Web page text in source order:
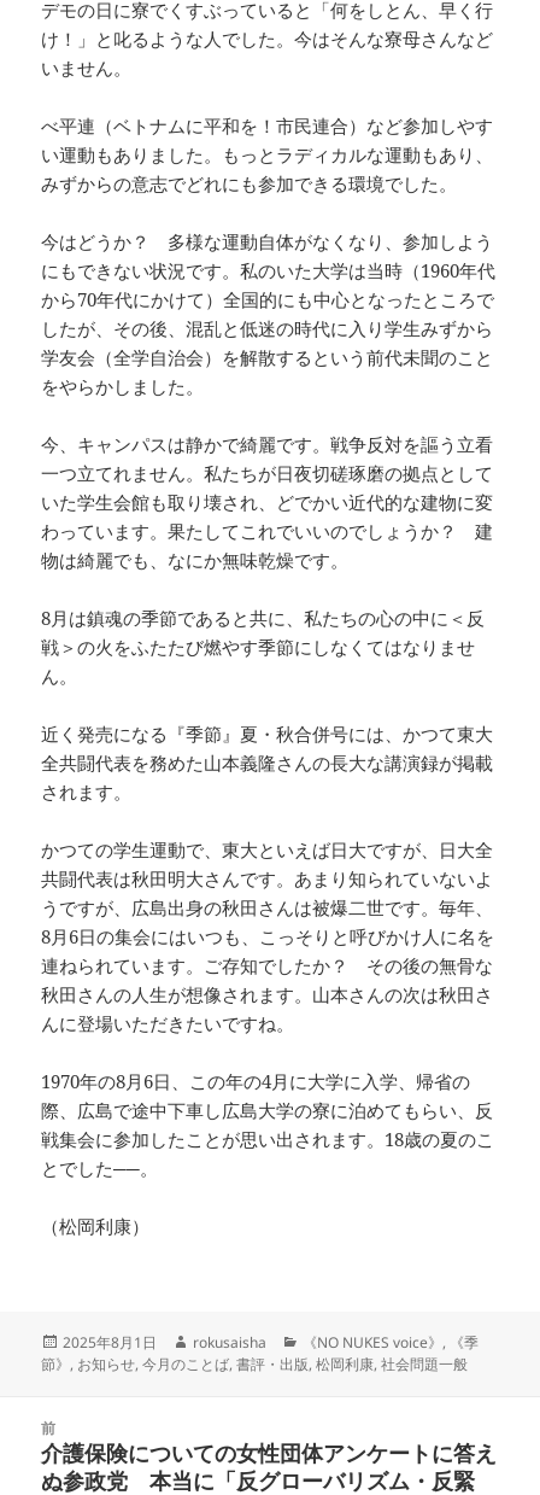
デモの日に寮でくすぶっていると「何をしとん、早く行
け！」と叱るような人でした。今はそんな寮母さんなど
いません。
べ平連（ベトナムに平和を！市民連合）など参加しやす
い運動もありました。もっとラディカルな運動もあり、
みずからの意志でどれにも参加できる環境でした。
今はどうか？ 多様な運動自体がなくなり、参加しよう
にもできない状況です。私のいた大学は当時（1960年代
から70年代にかけて）全国的にも中心となったところで
したが、その後、混乱と低迷の時代に入り学生みずから
学友会（全学自治会）を解散するという前代未聞のこと
をやらかしました。
今、キャンパスは静かで綺麗です。戦争反対を謳う立看
一つ立てれません。私たちが日夜切磋琢磨の拠点として
いた学生会館も取り壊され、どでかい近代的な建物に変
わっています。果たしてこれでいいのでしょうか？ 建
物は綺麗でも、なにか無味乾燥です。
8月は鎮魂の季節であると共に、私たちの心の中に＜反
戦＞の火をふたたび燃やす季節にしなくてはなりませ
ん。
近く発売になる『季節』夏・秋合併号には、かつて東大
全共闘代表を務めた山本義隆さんの長大な講演録が掲載
されます。
かつての学生運動で、東大といえば日大ですが、日大全
共闘代表は秋田明大さんです。あまり知られていないよ
うですが、広島出身の秋田さんは被爆二世です。毎年、
8月6日の集会にはいつも、こっそりと呼びかけ人に名を
連ねられています。ご存知でしたか？ その後の無骨な
秋田さんの人生が想像されます。山本さんの次は秋田さ
んに登場いただきたいですね。
1970年の8月6日、この年の4月に大学に入学、帰省の
際、広島で途中下車し広島大学の寮に泊めてもらい、反
戦集会に参加したことが思い出されます。18歳の夏のこ
とでした──。
（松岡利康）
投
稿
2025年8月1日
作
成
rokusaisha
カ
テ
《NO NUKES voice》 ,
《季
節》 , お知らせ,今月のことば,書評・出版,松岡利康,社会問題一般
前
前
の
介護保険についての女性団体アンケートに答え
ぬ参政党 本当に「反グローバリズム・反緊